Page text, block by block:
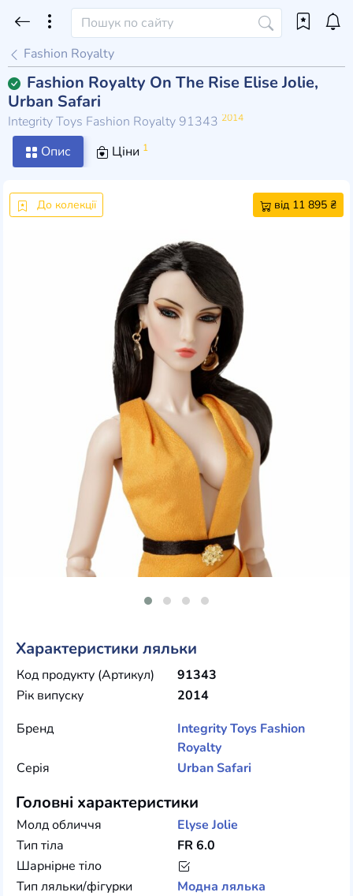
Fashion Royalty
Fashion Royalty On The Rise Elise Jolie,
Urban Safari
Integrity Toys Fashion Royalty 91343 2014
Опис Ціни 1
До колекції від 11 895 ₴
Характеристики ляльки
Код продукту (Артикул)
91343
Рік випуску
2014
Бренд
Integrity Toys Fashion
Royalty
Серія
Urban Safari
Головні характеристики
Молд обличчя
Elyse Jolie
Тип тіла
FR 6.0
Шарнірне тіло
Тип ляльки/фігурки
Модна лялька